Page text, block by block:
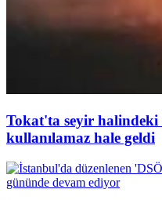
Tokat'ta seyir
kullanılamaz hale geldi